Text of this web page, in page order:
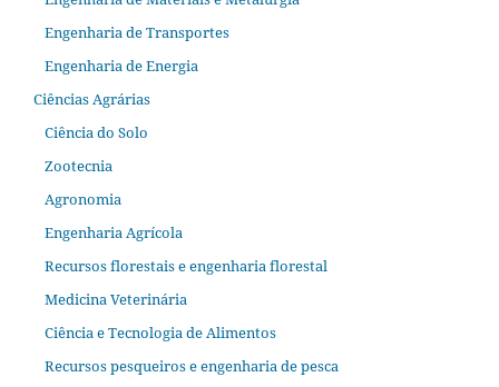
Engenharia de Transportes
Engenharia de Energia
Ciências Agrárias
Ciência do Solo
Zootecnia
Agronomia
Engenharia Agrícola
Recursos florestais e engenharia florestal
Medicina Veterinária
Ciência e Tecnologia de Alimentos
Recursos pesqueiros e engenharia de pesca